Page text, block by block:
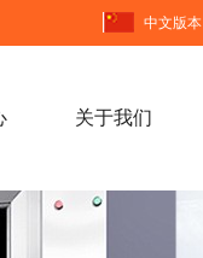
中文版本
关于我们